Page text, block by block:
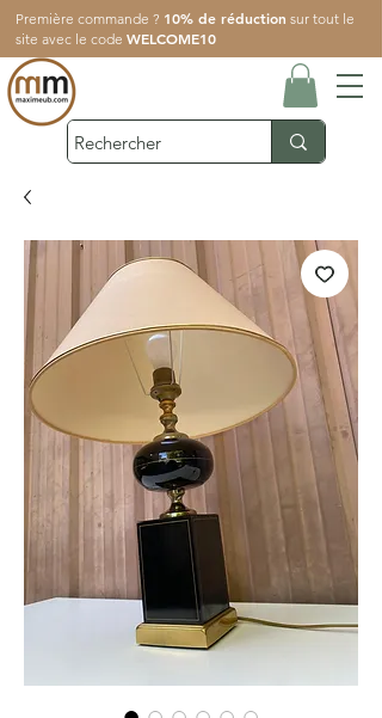
Première commande ? 10% de réduction sur tout le
site avec le code WELCOME10